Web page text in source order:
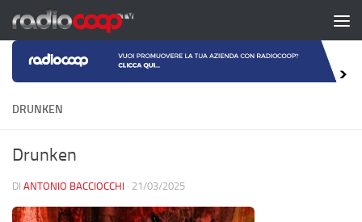
Salta al contenuto
DRUNKEN
Drunken
DI ANTONIO BACCIOCCHI · 21/03/2025